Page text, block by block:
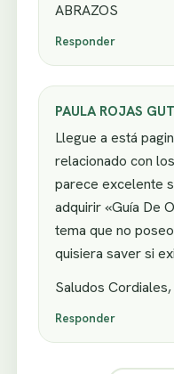
ABRAZOS
Responder
PAULA ROJAS
Llegue a está
relacionado con
parece excelente
adquirir «Guía De
tema que no
quisiera saver si
Saludos Cordiales,
Responder